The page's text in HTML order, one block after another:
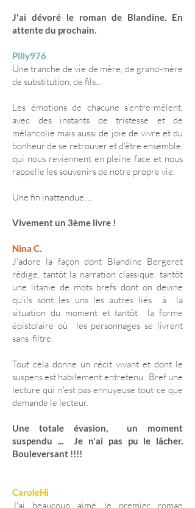
J'ai dévoré le roman de Blandine. En
attente du prochain.
Pilly976
Une tranche de vie de mère, de grand-mère
de substitution, de fils...
Les émotions de chacune s'entre-mêlent,
avec des instants de tristesse et de
mélancolie mais aussi de joie de vivre et du
bonheur de se retrouver et d'être ensemble,
qui nous reviennent en pleine face et nous
rappelle les souvenirs de notre propre vie.
Une fin inattendue....
Vivement un 3ème livre !
Nina C.
J'adore la façon dont Blandine Bergeret
rédige, tantôt la narration classique, tantôt
une litanie de mots brefs dont on devine
qu'ils sont les uns les autres liés à la
situation du moment et tantôt la forme
épistolaire où les personnages se livrent
sans filtre.
Tout cela donne un récit vivant et dont le
suspens est habilement entretenu. Bref une
lecture qui n'est pas ennuyeuse tout ce que
demande le lecteur.
Une totale évasion, un moment
suspendu ... Je n'ai pas pu le lâcher.
Bouleversant !!!!
CaroleHi
J'ai beaucoup aimé le premier roman